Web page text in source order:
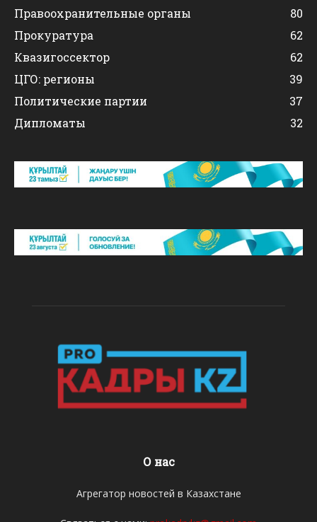
Правоохранительные органы
80
Прокуратура
62
Квазигоссектор
62
ЦГО: регионы
39
Политические партии
37
Дипломаты
32
О нас
Агрегатор новостей в Казахстане